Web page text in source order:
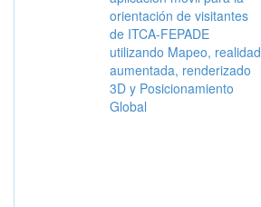
orientación de visitantes
de ITCA-FEPADE
utilizando Mapeo, realidad
aumentada, renderizado
3D y Posicionamiento
Global